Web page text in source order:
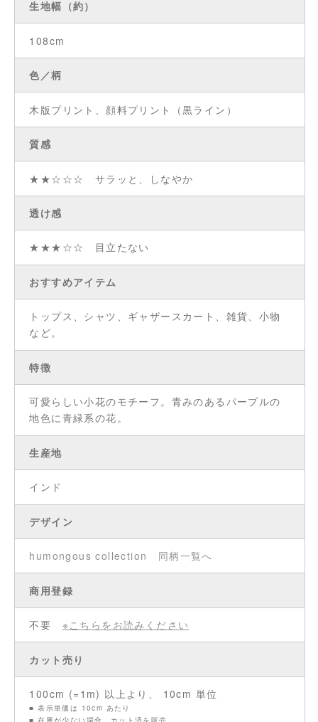
生地幅（約）
108cm
色／柄
木版プリント、顔料プリント（黒ライン）
質感
★★☆☆☆ サラッと、しなやか
透け感
★★★☆☆ 目立たない
おすすめアイテム
トップス、シャツ、ギャザースカート、雑貨、小物
など。
特徴
可愛らしい小花のモチーフ。青みのあるパープルの
地色に青緑系の花。
生産地
インド
デザイン
humongous collection 同柄一覧へ
商用登録
不要 ※こちらをお読みください
カット売り
100cm (=1m) 以上より、 10cm 単位
■ 表示単価は 10cm あたり
■ 在庫が少ない場合、カット済を販売